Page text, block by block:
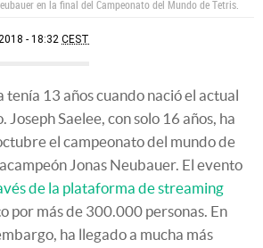
en la final del Campeonato del Mundo de Tetris.
- 18:32 CEST
tenía 13 años cuando nació el actual
Joseph Saelee, con solo 16 años, ha
el campeonato del mundo de
Jonas Neubauer. El evento
de la plataforma de streaming
por más de 300.000 personas. En
ha llegado a mucha más